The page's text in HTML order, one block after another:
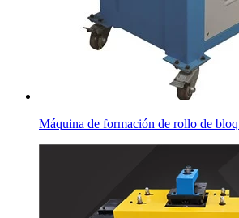
Máquina de formación de rollo de